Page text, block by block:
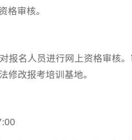
格审核。
报名人员进行网上资格审核
修改报考培训基地。